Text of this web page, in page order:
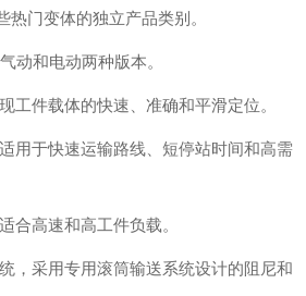
热门变体的独立产品类别。
动和电动两种版本。
工件载体的快速、准确和平滑定位。
用于快速运输路线、短停站时间和高需
合高速和高工件负载。
，采用专用滚筒输送系统设计的阻尼和